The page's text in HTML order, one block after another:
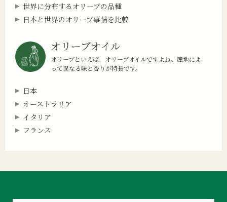
世界に分布するオリーブの品種
日本と世界のオリーブ事情を比較
オリーブオイル
オリーブといえば、オリーブオイルですよね。産地によ
って異なる味と香りが特長です。
日本
オーストラリア
イタリア
フランス